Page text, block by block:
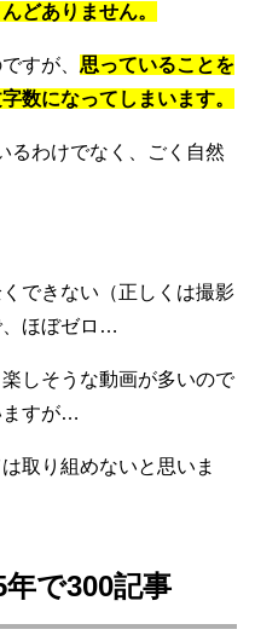
どありません。
すが、 思っていることを
数になってしまいます。
るわけでなく、ごく自然
できない（正しくは撮影
、ほぼゼロ…
しそうな動画が多いので
ますが…
取り組めないと思いま
で300記事